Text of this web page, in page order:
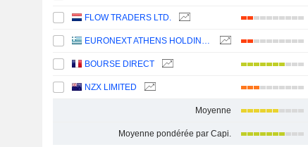
FLOW TRADERS LTD.
EURONEXT ATHENS HOLDING S.A.
BOURSE DIRECT
NZX LIMITED
Moyenne
Moyenne pondérée par Capi.